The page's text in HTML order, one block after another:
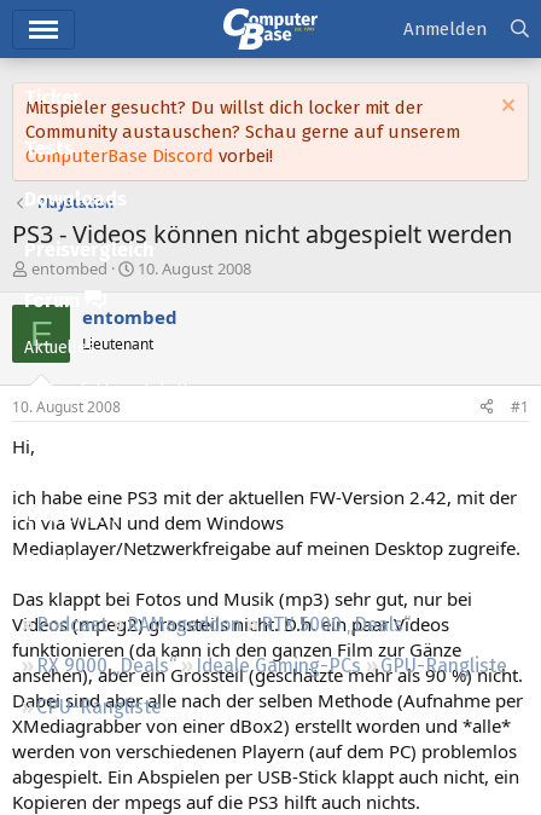
Ticker
Tests
Downloads
Preisvergleich
Forum
Aktuelles
Empfohlene Inhalte
Leserartikel
Regeln
Podcast RAMageddon
RTX 5000 „Deals“
RX 9000 „Deals“
Ideale Gaming-PCs
GPU-Rangliste
CPU-Rangliste
Anmelden
Mitspieler gesucht? Du willst dich locker mit der
Community austauschen? Schau gerne auf unserem
ComputerBase Discord vorbei!
PlayStation
PS3 - Videos können nicht abgespielt werden
E
r
s
e
e
entombed
E
s
e
t
10. August 2008
E entombed
Lieutenant
10. August 2008 #1
Hi,
ich habe eine PS3 mit der aktuellen FW-Version 2.42, mit der
ich via WLAN und dem Windows
Mediaplayer/Netzwerkfreigabe auf meinen Desktop zugreife.
Das klappt bei Fotos und Musik (mp3) sehr gut, nur bei
Videos (mpeg2) grossteils nicht. D.h. ein paar Videos
funktionieren (da kann ich den ganzen Film zur Gänze
ansehen), aber ein Grossteil (geschätzte mehr als 90 %) nicht.
Dabei sind aber alle nach der selben Methode (Aufnahme per
XMediagrabber von einer dBox2) erstellt worden und *alle*
werden von verschiedenen Playern (auf dem PC) problemlos
abgespielt. Ein Abspielen per USB-Stick klappt auch nicht, ein
Kopieren der mpegs auf die PS3 hilft auch nichts.